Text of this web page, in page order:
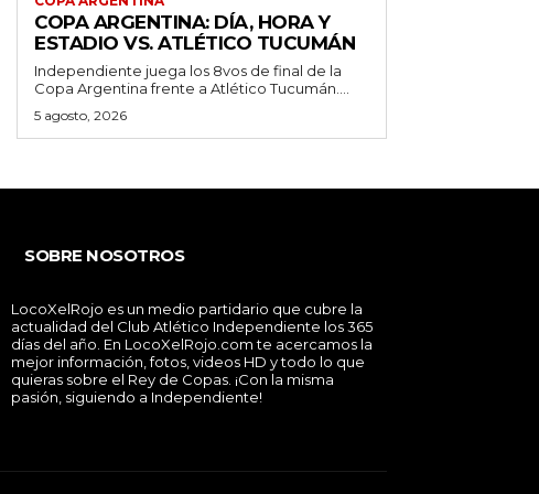
COPA ARGENTINA: DÍA, HORA Y
ESTADIO VS. ATLÉTICO TUCUMÁN
Independiente juega los 8vos de final de la
Copa Argentina frente a Atlético Tucumán....
5 agosto, 2026
SOBRE NOSOTROS
LocoXelRojo es un medio partidario que cubre la
actualidad del Club Atlético Independiente los 365
días del año. En LocoXelRojo.com te acercamos la
mejor información, fotos, videos HD y todo lo que
quieras sobre el Rey de Copas. ¡Con la misma
pasión, siguiendo a Independiente!